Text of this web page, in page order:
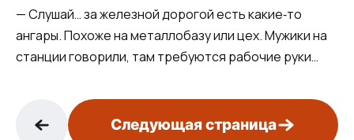
— Слушай… за железной дорогой есть какие‑то
ангары. Похоже на металлобазу или цех. Мужики на
станции говорили, там требуются рабочие руки…
Следующая страница